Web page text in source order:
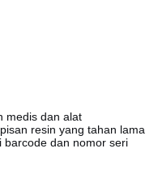
medis dan alat
resin yang tahan lama
barcode dan nomor seri